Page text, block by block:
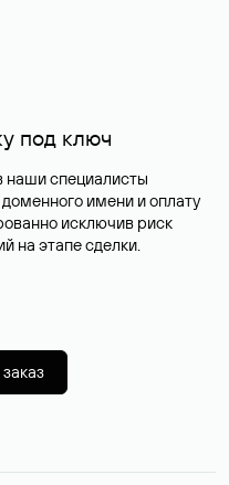
под ключ
наши специалисты
имени и оплату
исключив риск
на этапе сделки.